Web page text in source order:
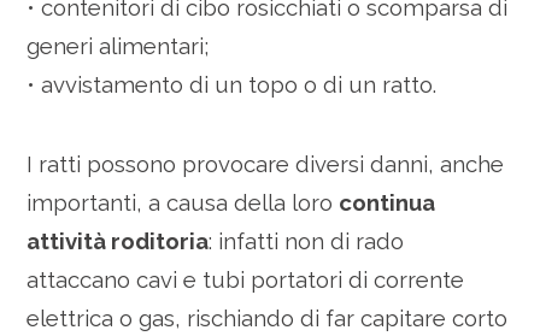
• contenitori di cibo rosicchiati o scomparsa di
generi alimentari;
• avvistamento di un topo o di un ratto.
I ratti possono provocare diversi danni, anche
importanti, a causa della loro continua
attività roditoria: infatti non di rado
attaccano cavi e tubi portatori di corrente
elettrica o gas, rischiando di far capitare corto